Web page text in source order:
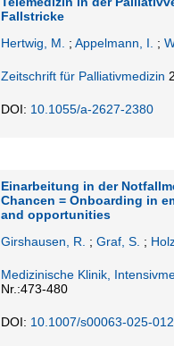
Fallstricke
Hertwig, M.
; Appelmann, I. ;
Zeitschrift für Palliativmedizin
DOI: 10.1055/a-2627-2380
Einarbeitung in der
Chancen = Onboarding in
and opportunities
Girshausen, R.
; Graf, S. ;
Medizinische Klinik,
Nr.:473-480
DOI: 10.1007/s00063-025-